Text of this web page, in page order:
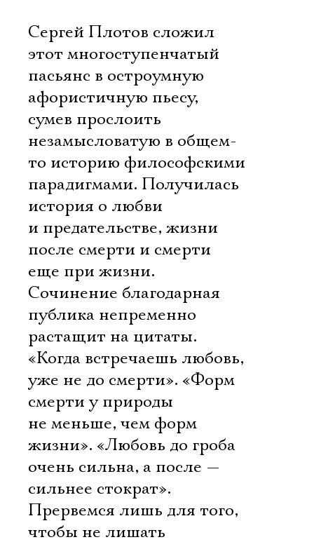
Сергей Плотов сложил
этот многоступенчатый
пасьянс в остроумную
афористичную пьесу,
сумев прослоить
незамысловатую в общем-
то историю философскими
парадигмами. Получилась
история о любви
и предательстве, жизни
после смерти и смерти
еще при жизни.
Сочинение благодарная
публика непременно
растащит на цитаты.
«Когда встречаешь любовь,
уже не до смерти». «Форм
смерти у природы
не меньше, чем форм
жизни». «Любовь до гроба
очень сильна, а после —
сильнее стократ».
Прервемся лишь для того,
чтобы не лишать